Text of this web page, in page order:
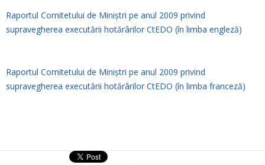
Raportul Comitetului de Miniștri pe anul 2009 privind
supravegherea executării hotărârilor CtEDO (în limba engleză)
Raportul Comitetului de Miniștri pe anul 2009 privind
supravegherea executării hotărârilor CtEDO (în limba franceză)